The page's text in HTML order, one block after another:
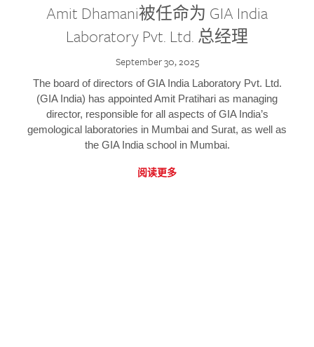
Amit Dhamani被任命为 GIA India
Laboratory Pvt. Ltd. 总经理
September 30, 2025
The board of directors of GIA India Laboratory Pvt. Ltd.
(GIA India) has appointed Amit Pratihari as managing
director, responsible for all aspects of GIA India’s
gemological laboratories in Mumbai and Surat, as well as
the GIA India school in Mumbai.
阅读更多